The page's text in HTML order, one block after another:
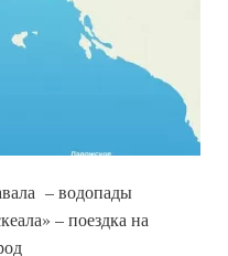
– водопады
– поездка на